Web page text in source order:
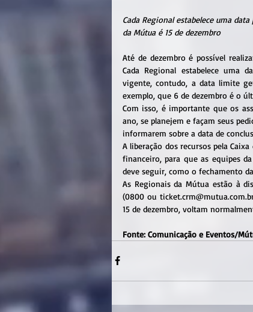
Cada Regional estabelece uma
da Mútua é 15 de dezembro
Até de dezembro é possível
Cada Regional estabelece uma
vigente, contudo, a data limite
exemplo, que 6 de dezembro é o
Com isso, é importante que os
ano, se planejem e façam seus
informarem sobre a data de
A liberação dos recursos pela
financeiro, para que as equipes
deve seguir, como o fechamento
As Regionais da Mútua estão à
(0800 ou
15 de dezembro, voltam
Fonte: Comunicação e Eventos/